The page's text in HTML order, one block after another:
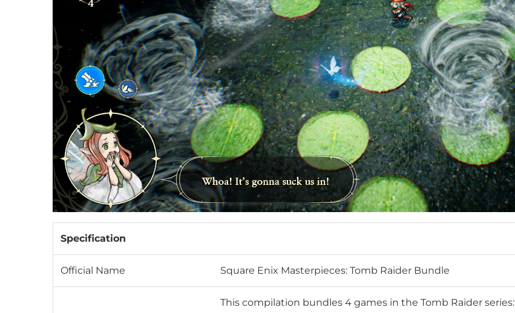
Specification
Official Name Square Enix Masterpieces: Tomb Raider Bundle
This compilation bundles 4 games in the Tomb Raider series: